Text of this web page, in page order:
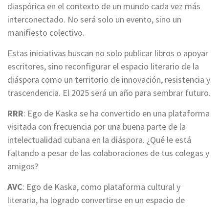
diaspórica en el contexto de un mundo cada vez más
interconectado. No será solo un evento, sino un
manifiesto colectivo.
Estas iniciativas buscan no solo publicar libros o apoyar
escritores, sino reconfigurar el espacio literario de la
diáspora como un territorio de innovación, resistencia y
trascendencia. El 2025 será un año para sembrar futuro.
RRR: Ego de Kaska se ha convertido en una plataforma
visitada con frecuencia por una buena parte de la
intelectualidad cubana en la diáspora. ¿Qué le está
faltando a pesar de las colaboraciones de tus colegas y
amigos?
AVC: Ego de Kaska, como plataforma cultural y
literaria, ha logrado convertirse en un espacio de